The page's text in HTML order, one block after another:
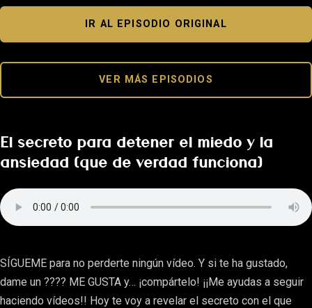
IR AL EPISODIO ORIGINAL
VER MÁS EPISODIOS
El secreto para detener el miedo y la
ansiedad (que de verdad funciona)
SÍGUEME para no perderte ningún vídeo. Y si te ha gustado,
dame un ???? ME GUSTA y… ¡compártelo! ¡¡Me ayudas a seguir
haciendo vídeos!! Hoy te voy a revelar el secreto con el que